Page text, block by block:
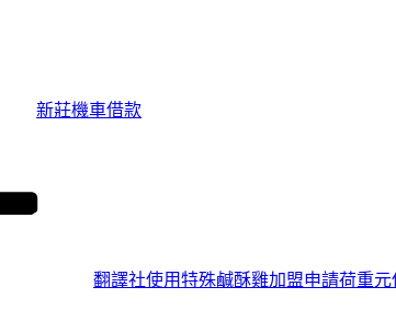
新莊機車借款
翻譯社使用特殊鹹酥雞加盟申請荷重